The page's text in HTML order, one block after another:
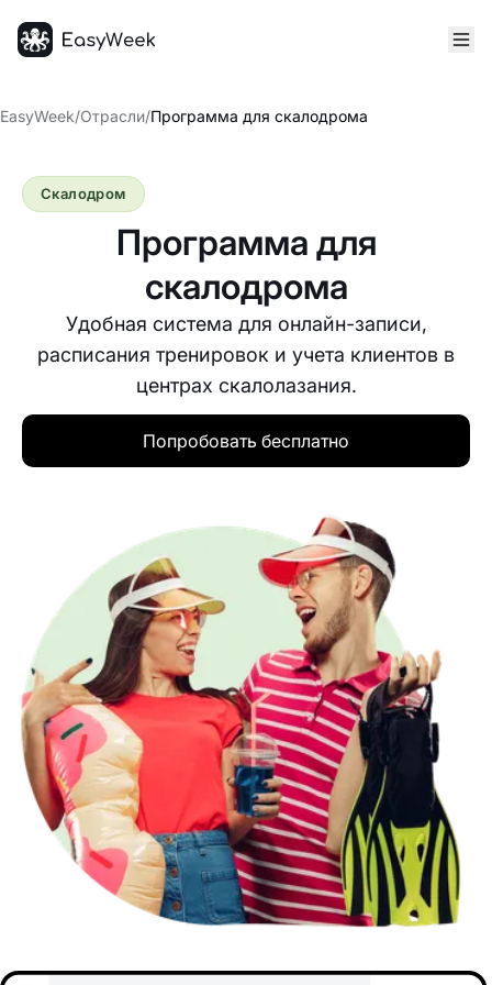
EasyWeek/Отрасли/Программа для скалодрома
Программа для
скалодрома
Удобная система для онлайн-записи,
расписания тренировок и учета клиентов в
центрах скалолазания.
Скалодром
Попробовать бесплатно